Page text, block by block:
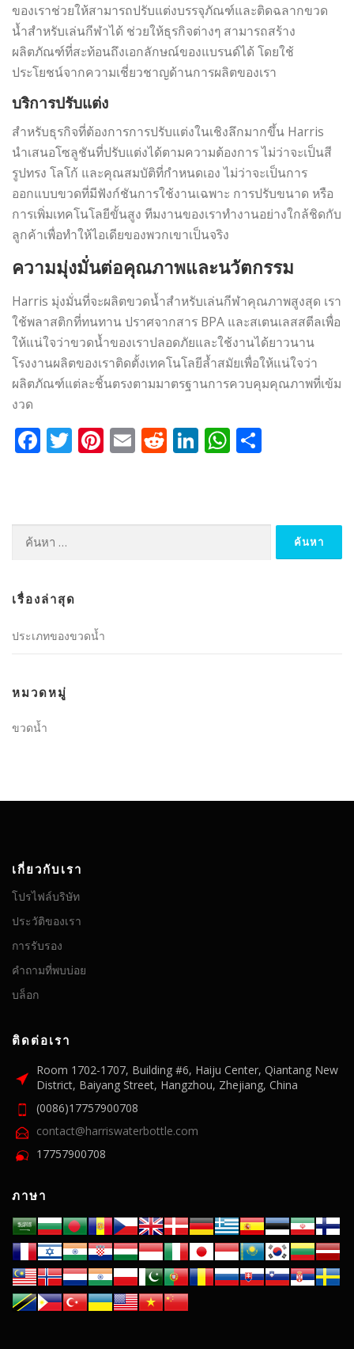
ของเราช่วยให้สามารถปรับแต่งบรรจุภัณฑ์และติดฉลากขวด
น้ำสำหรับเล่นกีฬาได้ ช่วยให้ธุรกิจต่างๆ สามารถสร้าง
ผลิตภัณฑ์ที่สะท้อนถึงเอกลักษณ์ของแบรนด์ได้ โดยใช้
ประโยชน์จากความเชี่ยวชาญด้านการผลิตของเรา
บริการปรับแต่ง
สำหรับธุรกิจที่ต้องการการปรับแต่งในเชิงลึกมากขึ้น Harris
นำเสนอโซลูชันที่ปรับแต่งได้ตามความต้องการ ไม่ว่าจะเป็นสี
รูปทรง โลโก้ และคุณสมบัติที่กำหนดเอง ไม่ว่าจะเป็นการ
ออกแบบขวดที่มีฟังก์ชันการใช้งานเฉพาะ การปรับขนาด หรือ
การเพิ่มเทคโนโลยีขั้นสูง ทีมงานของเราทำงานอย่างใกล้ชิดกับ
ลูกค้าเพื่อทำให้ไอเดียของพวกเขาเป็นจริง
ความมุ่งมั่นต่อคุณภาพและนวัตกรรม
Harris มุ่งมั่นที่จะผลิตขวดน้ำสำหรับเล่นกีฬาคุณภาพสูงสุด เรา
ใช้พลาสติกที่ทนทาน ปราศจากสาร BPA และสเตนเลสสตีลเพื่อ
ให้แน่ใจว่าขวดน้ำของเราปลอดภัยและใช้งานได้ยาวนาน
โรงงานผลิตของเราติดตั้งเทคโนโลยีล้ำสมัยเพื่อให้แน่ใจว่า
ผลิตภัณฑ์แต่ละชิ้นตรงตามมาตรฐานการควบคุมคุณภาพที่เข้ม
งวด
Facebook
Twitter
Pinterest
EmailReddit
LinkedIn
WhatsApp
ค้นหา
เรื่องล่าสุด
ประเภทของขวดน้ำ
หมวดหมู่
ขวดน้ำ
เกี่ยวกับเรา
โปรไฟล์บริษัท
ประวัติของเรา
การรับรอง
คำถามที่พบบ่อย
บล็อก
ติดต่อเรา
Room 1702-1707, Building #6, Haiju Center, Qiantang New
District, Baiyang Street, Hangzhou, Zhejiang, China
(0086)17757900708
contact@harriswaterbottle.com
17757900708
ภาษา